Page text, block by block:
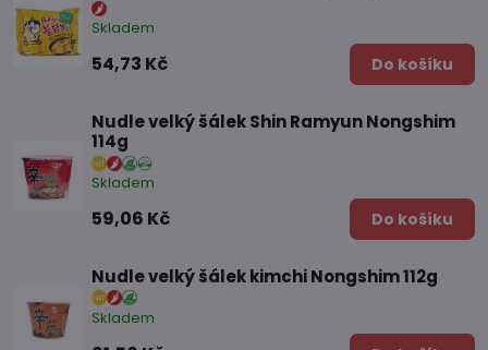
Skladem
54,73 Kč Do košíku
Nudle velký šálek Shin Ramyun Nongshim
114g
Skladem
59,06 Kč Do košíku
Nudle velký šálek kimchi Nongshim 112g
Skladem